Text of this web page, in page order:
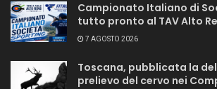
Campionato Italiano di
tutto pronto al TAV Alto
7 AGOSTO 2026
Toscana, pubblicata la
prelievo del cervo nei